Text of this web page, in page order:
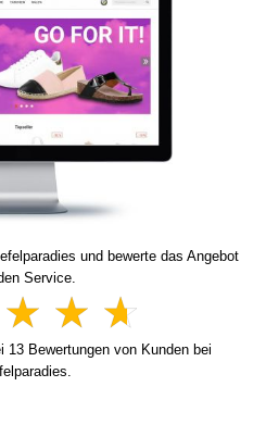
und bewerte das Angebot
Service.
13Bewertungen von Kunden bei